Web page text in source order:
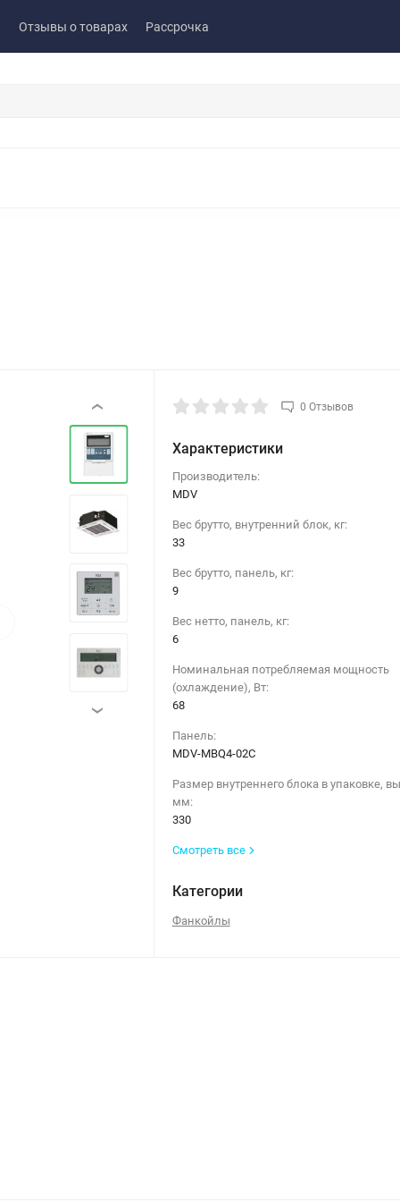
Отзывы о товарах Рассрочка
‹
›
0 Отзывов
Характеристики
Производитель:
MDV
Вес брутто, внутренний блок, кг:
33
Вес брутто, панель, кг:
9
Вес нетто, панель, кг:
6
Номинальная потребляемая мощность
(охлаждение), Вт:
68
Панель:
MDV-MBQ4-02C
Размер внутреннего блока в упаковке,
мм:
330
Смотреть все
Категории
Фанкойлы